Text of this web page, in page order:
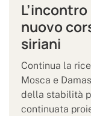
nuovo
siriani
Continua la
Mosca e
della stabilità
continuata